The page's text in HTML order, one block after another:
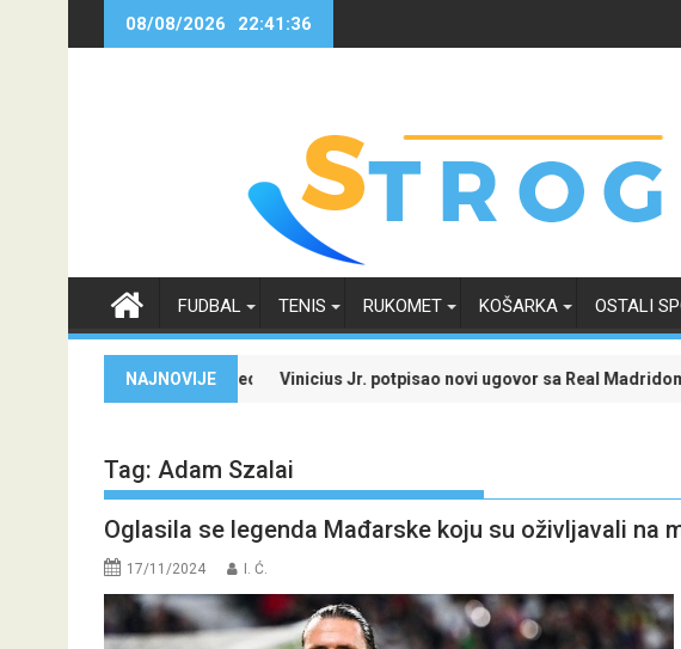
08/08/2026 22:41:36
FUDBAL TENIS RUKOMET KOŠARKA OSTALI
NAJNOVIJE
specijale i iskoristi jedinstvenu ponuduVinicius Jr. potpisao novi ugovor sa Real Madridom i
Tag: Adam Szalai
Oglasila se legenda Mađarske koju su oživljavali na
17/11/2024 I. Ć.